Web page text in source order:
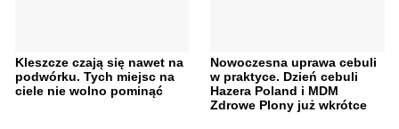
Kleszcze czają się nawet na
podwórku. Tych miejsc na
ciele nie wolno pominąć
Nowoczesna uprawa cebuli
w praktyce. Dzień cebuli
Hazera Poland i MDM
Zdrowe Plony już wkrótce